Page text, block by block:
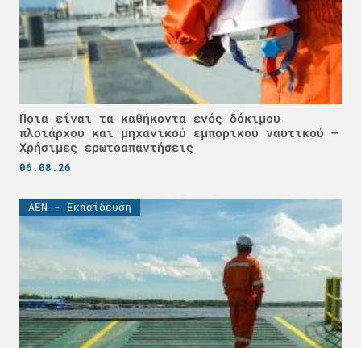
Ποια είναι τα καθήκοντα ενός δόκιμου
πλοιάρχου και μηχανικού εμπορικού ναυτικού –
Χρήσιμες ερωτοαπαντήσεις
06.08.26
ΑΕΝ - Εκπαίδευση